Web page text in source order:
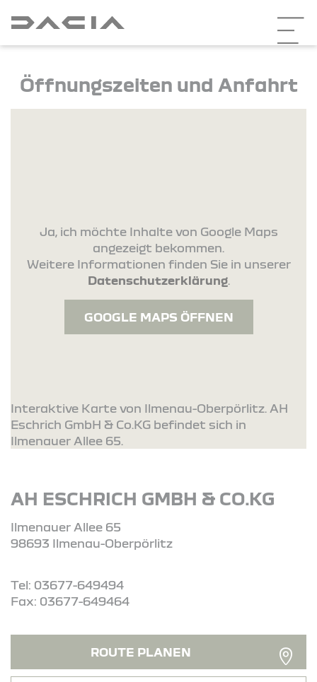
Öffnungszeiten und Anfahrt
Ja, ich möchte Inhalte von Google Maps
angezeigt bekommen.
Weitere Informationen finden Sie in unserer
Datenschutzerklärung.
GOOGLE MAPS ÖFFNEN
Interaktive Karte von Ilmenau-Oberpörlitz. AH
Eschrich GmbH & Co.KG befindet sich in
Ilmenauer Allee 65.
AH ESCHRICH GMBH & CO.KG
Ilmenauer Allee 65
98693 Ilmenau-Oberpörlitz
Tel: 03677-649494
Fax: 03677-649464
ROUTE PLANEN